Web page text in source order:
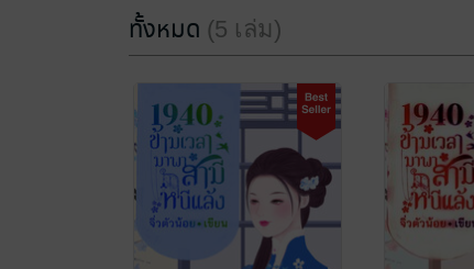
ทั้งหมด (5 เล่ม)